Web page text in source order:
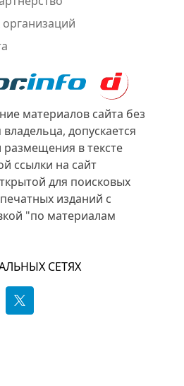
материалов сайта без
допускается
размещения в тексте
ссылки на сайт
для поисковых
изданий с
"по материалам
СЕТЯХ